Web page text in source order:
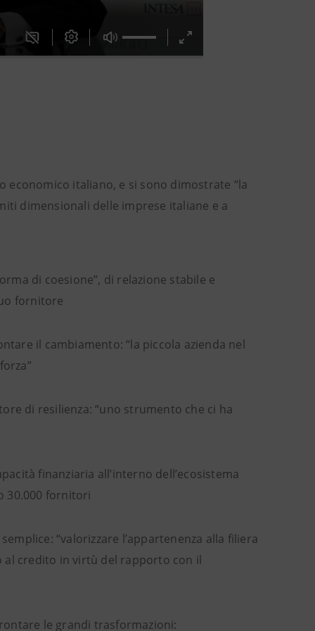
italiano, e si sono dimostrate “la
dimensionali delle imprese italiane e a
di coesione”, di relazione stabile e
fornitore
il cambiamento: “la piccola azienda nel
di resilienza: “uno strumento che ci ha
finanziaria all’interno dell’ecosistema
30.000 fornitori
“valorizzare l’appartenenza alla filiera
al credito in virtù del rapporto con il
le grandi trasformazioni: